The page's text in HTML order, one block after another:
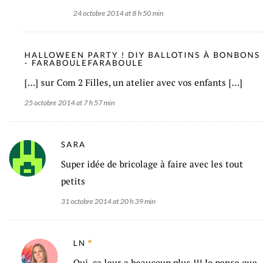
24 octobre 2014 at 8 h 50 min
HALLOWEEN PARTY ! DIY BALLOTINS À BONBONS
- FARABOULEFARABOULE
[…] sur Com 2 Filles, un atelier avec vos enfants […]
25 octobre 2014 at 7 h 57 min
SARA
Super idée de bricolage à faire avec les tout
petits
31 octobre 2014 at 20 h 39 min
LN